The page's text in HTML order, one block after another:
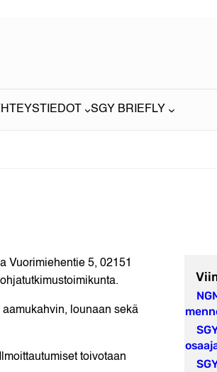
SGY BRIEFLY
Vuorimiehentie 5, 02151
lounaan sekä
toivotaan